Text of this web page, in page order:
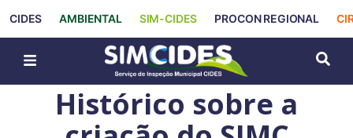
CIDES AMBIENTAL SIM-CIDES PROCON REGIONAL
Histórico sobre a